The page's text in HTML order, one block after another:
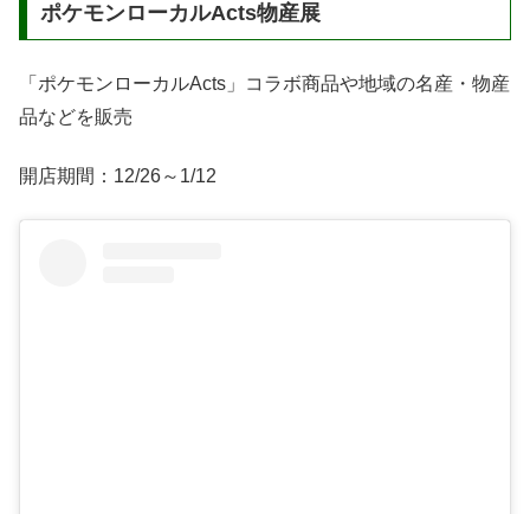
ポケモンローカルActs物産展
「ポケモンローカルActs」コラボ商品や地域の名産・物産
品などを販売
開店期間：12/26～1/12